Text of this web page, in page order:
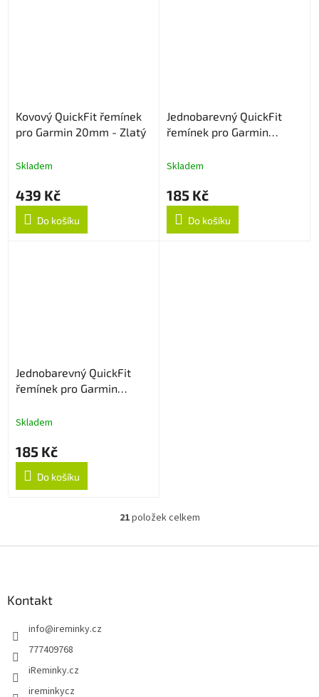
Kovový QuickFit řemínek
pro Garmin 20mm - Zlatý
Skladem
439 Kč
Do košíku
Jednobarevný QuickFit
řemínek pro Garmin
Skladem
185 Kč
Do košíku
Jednobarevný QuickFit
řemínek pro Garmin
Skladem
185 Kč
Do košíku
O
l
21položek celkem
Kontakt
info@ireminky.cz
777409768
iReminky.cz
ireminkycz